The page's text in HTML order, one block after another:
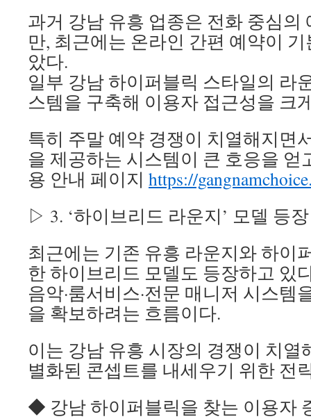
과거 강남 유흥 업종은 전화 중심의
만, 최근에는 온라인 간편 예약이
았다.
일부 강남 하이퍼블릭 스타일의 라
스템을 구축해 이용자 접근성을 크
특히 주말 예약 경쟁이 치열해지면
을 제공하는 시스템이 큰 호응을 얻
용 안내 페이지 https://
▷ 3. ‘하이브리드 라운지’ 모델 등장
최근에는 기존 유흥 라운지와 하이
한 하이브리드 모델도 등장하고 있
음악·룸서비스·전문 매니저 시스템
을 확보하려는 흐름이다.
이는 강남 유흥 시장의 경쟁이 치열
별화된 콘셉트를 내세우기 위한 전
◆ 강남 하이퍼블릭을 찾는 이용자